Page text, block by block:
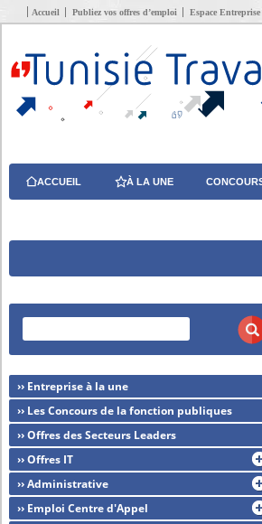
Accueil Publiez vos offres d’emploi Espace Entreprise
ACCUEIL À LA UNE
›› Entreprise à la une
›› Les Concours de la fonction publiques
›› Offres des Secteurs Leaders
›› Offres IT
›› Administrative
›› Emploi Centre d'Appel